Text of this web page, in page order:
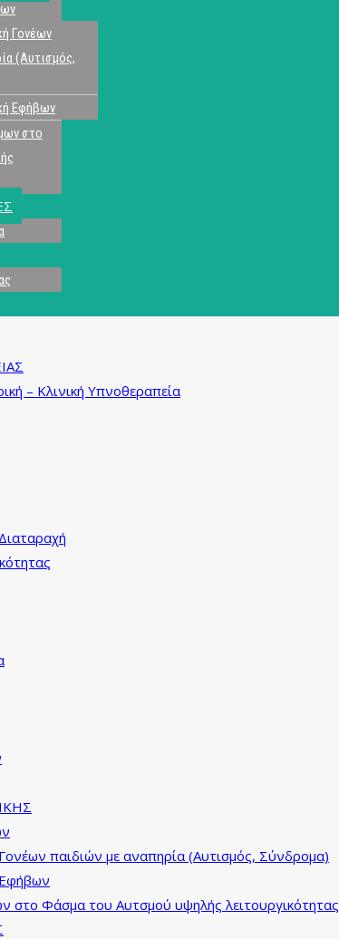
Γονέων
(Αυτισμός,
Εφήβων
στο
– Κλινική Υπνοθεραπεία
παιδιών με αναπηρία (Αυτισμός, Σύνδρομα)
στο Φάσμα του Αυτσμού υψηλής λειτουργικότητας